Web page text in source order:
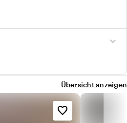
expand_more
Übersicht anzeigen
favorite_border